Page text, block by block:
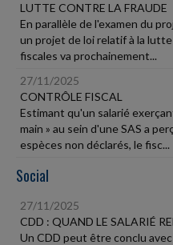
LUTTE CONTRE LA FRAUDE
En parallèle de l'examen du
un projet de loi relatif à la
fiscales va prochainement...
27/11/2025
CONTRÔLE FISCAL
Estimant qu'un salarié
main » au sein d'une SAS a
espèces non déclarés, le fisc...
Social
27/11/2025
CDD : QUAND LE SALARIÉ
Un CDD peut être conclu